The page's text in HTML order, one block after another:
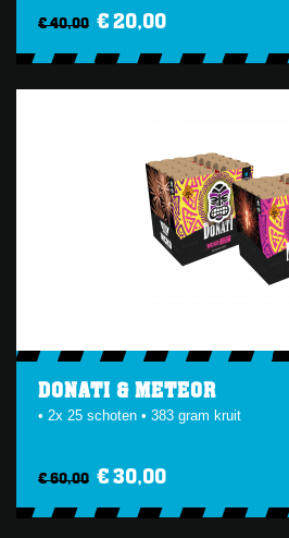
€ 40,00 € 20,00
DONATI & METEOR
• 2x 25 schoten • 383 gram kruit
€ 60,00 € 30,00